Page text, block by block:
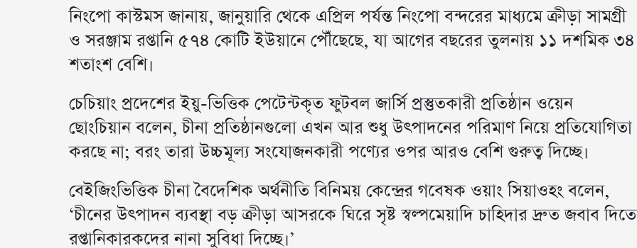
নিংপো কাস্টমস জানায়, জানুয়ারি থেকে এপ্রিল পর্যন্ত নিংপো বন্দরের মাধ্যমে ক্রীড়া সামগ্রী
ও সরঞ্জাম রপ্তানি ৫৭৪ কোটি ইউয়ানে পৌঁছেছে, যা আগের বছরের তুলনায় ১১ দশমিক ৩৪
শতাংশ বেশি।
চেচিয়াং প্রদেশের ইয়ু-ভিত্তিক পেটেন্টকৃত ফুটবল জার্সি প্রস্তুতকারী প্রতিষ্ঠান ওয়েন
ছোংচিয়ান বলেন, চীনা প্রতিষ্ঠানগুলো এখন আর শুধু উৎপাদনের পরিমাণ নিয়ে প্রতিযোগিতা
করছে না; বরং তারা উচ্চমূল্য সংযোজনকারী পণ্যের ওপর আরও বেশি গুরুত্ব দিচ্ছে।
বেইজিংভিত্তিক চীনা বৈদেশিক অর্থনীতি বিনিময় কেন্দ্রের গবেষক ওয়াং সিয়াওহং বলেন,
‘চীনের উৎপাদন ব্যবস্থা বড় ক্রীড়া আসরকে ঘিরে সৃষ্ট স্বল্পমেয়াদি চাহিদার দ্রুত জবাব দিতে
রপ্তানিকারকদের নানা সুবিধা দিচ্ছে।’